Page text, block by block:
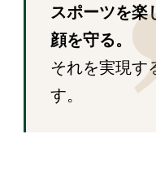
スポーツを楽
顔を守る。
それを実現す
す。